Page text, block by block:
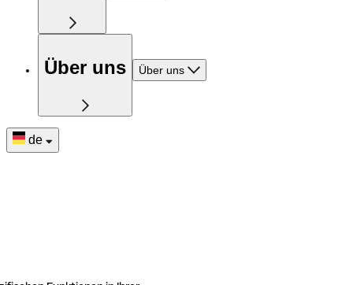
Über uns Über uns
de